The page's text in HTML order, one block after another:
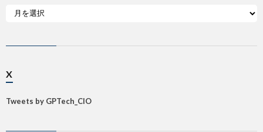
X
Tweets by GPTech_CIO